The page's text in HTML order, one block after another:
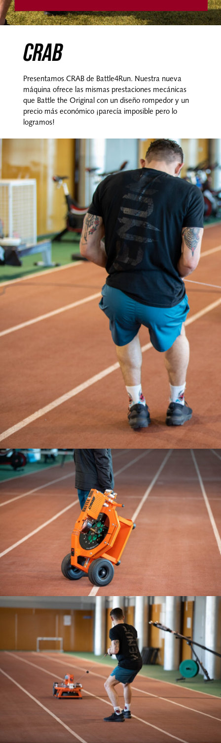
CRAB
Presentamos CRAB de Battle4Run. Nuestra nueva
máquina ofrece las mismas prestaciones mecánicas
que Battle the Original con un diseño rompedor y un
precio más económico ¡parecía imposible pero lo
logramos!